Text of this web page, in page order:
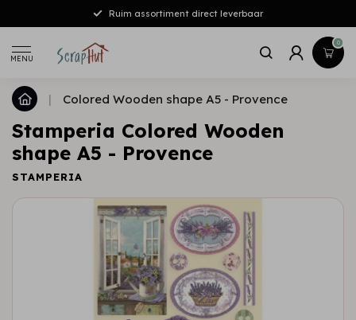
Ruim assortiment direct leverbaar
MENU
0
| Colored Wooden shape A5 - Provence
Stamperia Colored Wooden
shape A5 - Provence
STAMPERIA